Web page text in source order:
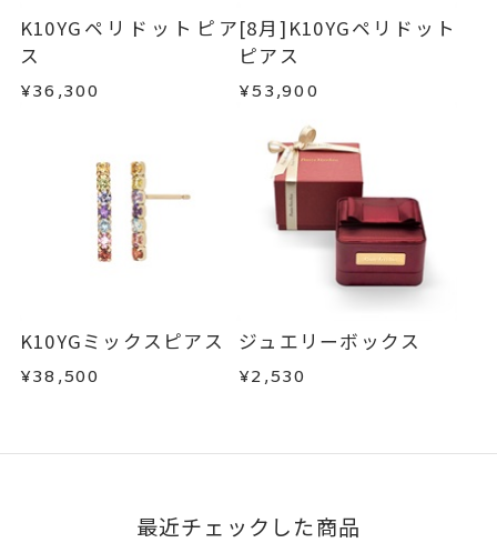
K10YGペリドットピア
ス
¥36,300
[8月]K10YGペリドット
ピアス
¥53,900
K10YGミックスピアス
¥38,500
ジュエリーボックス
¥2,530
最近チェックした商品